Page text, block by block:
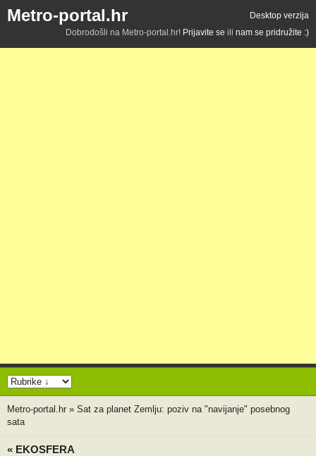
Metro-portal.hr
Desktop verzija
Dobrodošli na Metro-portal.hr! Prijavite se ili nam se pridružite :)
Metro-portal.hr » Sat za planet Zemlju: poziv na "navijanje" posebnog
sata
« EKOSFERA